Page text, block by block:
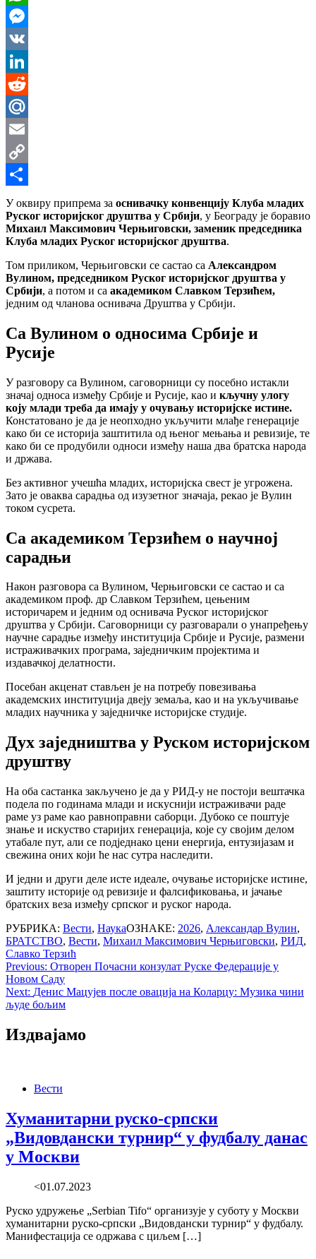
WhatsApp
Messenger
VK
LinkedIn
Reddit
Mail.Ru
Email
Copy
Link
Share
У оквиру припрема за оснивачку конвенцију Клуба младих
Руског историјског друштва у Србији, у Београду је боравио
Михаил Максимович Черњиговски, заменик председника
Клуба младих Руског историјског друштва.
Том приликом, Черњиговски се састао са Александром
Вулином, председником Руског историјског друштва у
Србији, а потом и са академиком Славком Терзићем,
једним од чланова оснивача Друштва у Србији.
Са Вулином о односима Србије и
Русије
У разговору са Вулином, саговорници су посебно истакли
значај односа између Србије и Русије, као и кључну улогу
коју млади треба да имају у очувању историјске истине.
Констатовано је да је неопходно укључити млађе генерације
како би се историја заштитила од њеног мењања и ревизије, те
како би се продубили односи између наша два братска народа
и држава.
Без активног учешћа младих, историјска свест је угрожена.
Зато је оваква сарадња од изузетног значаја, рекао је Вулин
током сусрета.
Са академиком Терзићем о научној
сарадњи
Након разговора са Вулином, Черњиговски се састао и са
академиком проф. др Славком Терзићем, цењеним
историчарем и једним од оснивача Руског историјског
друштва у Србији. Саговорници су разговарали о унапређењу
научне сарадње између институција Србије и Русије, размени
истраживачких програма, заједничким пројектима и
издавачкој делатности.
Посебан акценат стављен је на потребу повезивања
академских институција двеју земаља, као и на укључивање
младих научника у заједничке историјске студије.
Дух заједништва у Руском историјском
друштву
На оба састанка закључено је да у РИД-у не постоји вештачка
подела по годинама млади и искуснији истраживачи раде
раме уз раме као равноправни саборци. Дубоко се поштује
знање и искуство старијих генерација, које су својим делом
утабале пут, али се подједнако цени енергија, ентузијазам и
свежина оних који ће нас сутра наследити.
И једни и други деле исте идеале, очување историјске истине,
заштиту историје од ревизије и фалсификовања, и јачање
братских веза између српског и руског народа.
РУБРИКА: Вести, НаукаОЗНАКЕ: 2026, Александар Вулин,
БРАТСТВО, Вести, Михаил Максимович Черњиговски, РИД,
Славко Терзић
Post
navigation
Previous: Отворен Почасни конзулат Руске Федерације у
Новом Саду
Next: Денис Мацујев после овација на Коларцу: Музика чини
људе бољим
Издвајамо
Вести
Хуманитарни руско-српски
„Видовдански турнир“ у фудбалу данас
у Москви
<01.07.2023
Руско удружење „Serbian Tifo“ организује у суботу у Москви
хуманитарни руско-српски „Видовдански турнир“ у фудбалу.
Манифестација се одржава с циљем […]